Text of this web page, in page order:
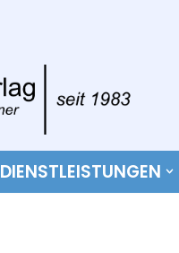
DIENSTLEISTUNGEN